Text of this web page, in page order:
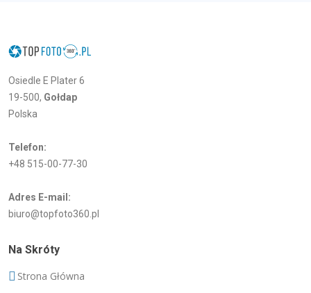
Osiedle E Plater 6
19-500, Gołdap
Polska
Telefon:
+48 515-00-77-30
Adres E-mail:
biuro@topfoto360.pl
Na Skróty
Strona Główna